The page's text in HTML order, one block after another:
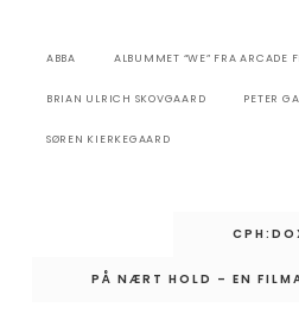
ABBA ALBUMMET “WE” FRA ARCADE
BRIAN ULRICH SKOVGAARD PETER
SØREN KIERKEGAARD
Indlægsnavigation
PÅ NÆRT HOLD – EN